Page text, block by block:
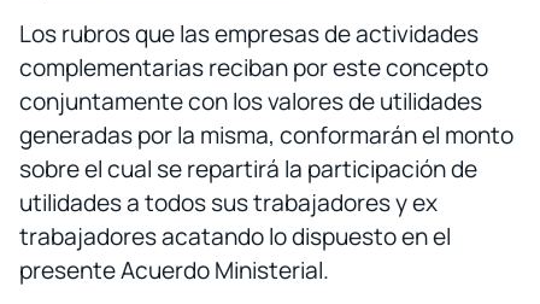
Los rubros que las empresas de actividades
complementarias reciban por este concepto
conjuntamente con los valores de utilidades
generadas por la misma, conformarán el monto
sobre el cual se repartirá la participación de
utilidades a todos sus trabajadores y ex
trabajadores acatando lo dispuesto en el
presente Acuerdo Ministerial.